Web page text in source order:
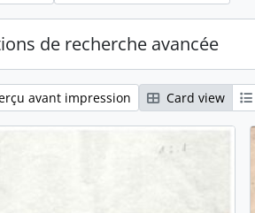
de recherche avancée
avant impression Card view